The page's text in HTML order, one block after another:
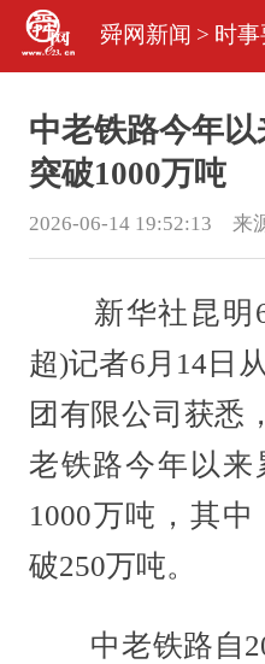
舜网新闻 > 时
中老铁路今年
突破1000万吨
2026-06-14 19:52:13 来
新华社昆明6
超)记者6月14日
团有限公司获悉
老铁路今年以来
1000万吨，其
破250万吨。
中老铁路自